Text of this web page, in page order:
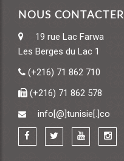
NOUS CONTACTER
19 rue Lac Farwa
Les Berges du Lac 1
(+216) 71 862 710
(+216) 71 862 578
info[@]tunisie[.]co